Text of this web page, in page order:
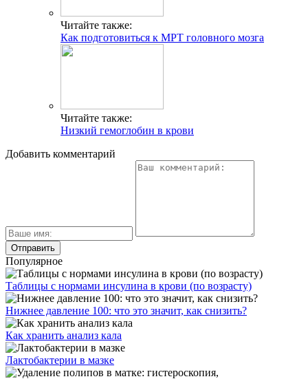
Читайте также:
Как подготовиться к МРТ головного мозга
Читайте также:
Низкий гемоглобин в крови
Добавить комментарий
Популярное
Таблицы с нормами инсулина в крови (по возрасту)
Нижнее давление 100: что это значит, как снизить?
Как хранить анализ кала
Лактобактерии в мазке